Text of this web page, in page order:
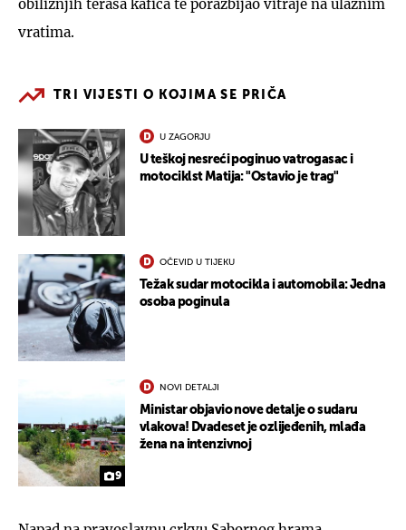
obiližnjih terasa kafića te porazbijao vitraje na ulaznim
vratima.
TRI VIJESTI O KOJIMA SE PRIČA
U ZAGORJU
U teškoj nesreći poginuo vatrogasac i
motociklst Matija: "Ostavio je trag"
OČEVID U TIJEKU
Težak sudar motocikla i automobila: Jedna
osoba poginula
9
NOVI DETALJI
Ministar objavio nove detalje o sudaru
vlakova! Dvadeset je ozlijeđenih, mlađa
žena na intenzivnoj